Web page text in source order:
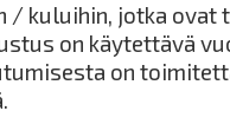
/ kuluihin, jotka ovat
on käytettävä
on